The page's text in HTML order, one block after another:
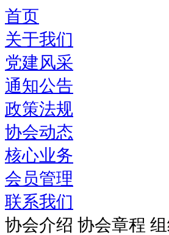
首页
关于我们
党建风采
通知公告
政策法规
协会动态
核心业务
会员管理
联系我们
协会介绍 协会章程